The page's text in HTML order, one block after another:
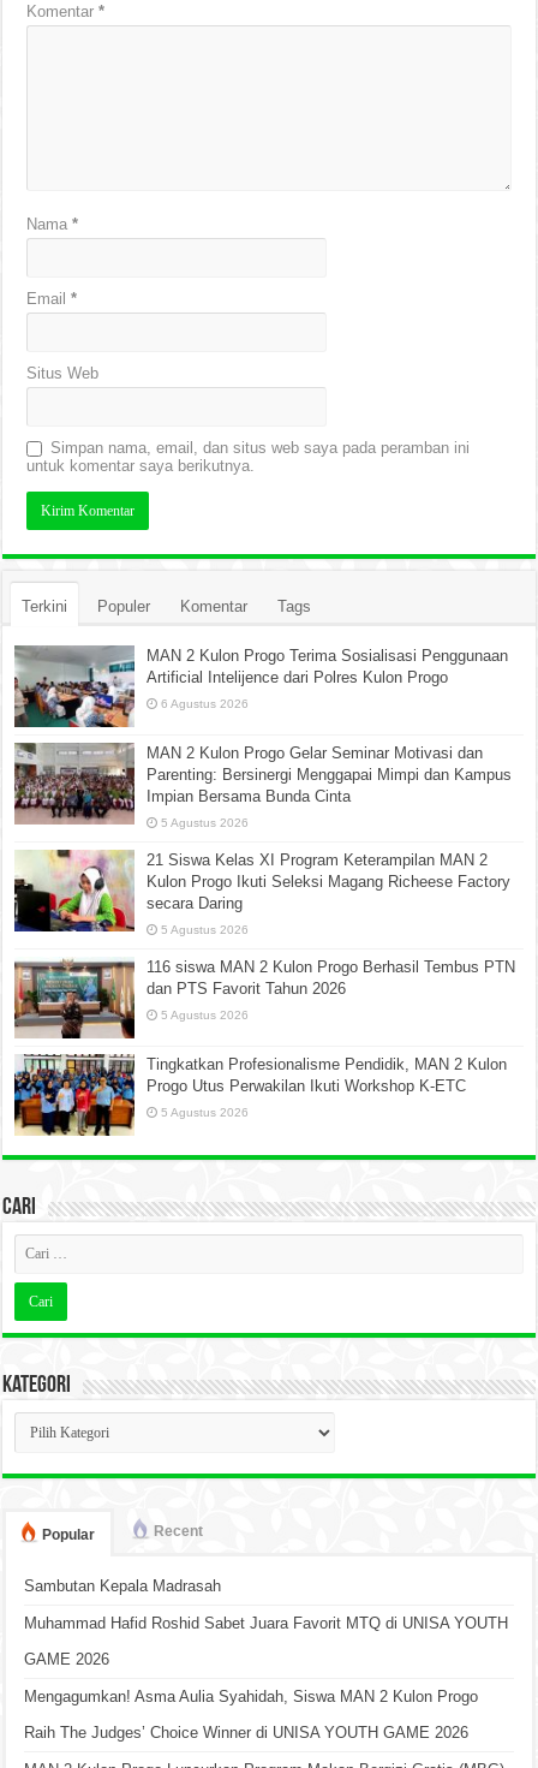
Komentar*
Nama*
Email*
Situs Web
Simpan nama, email, dan situs web saya pada peramban ini
untuk komentar saya berikutnya.
Terkini Populer Komentar Tags
MAN 2 Kulon Progo Terima Sosialisasi Penggunaan
Artificial Intelijence dari Polres Kulon Progo
6 Agustus 2026
MAN 2 Kulon Progo Gelar Seminar Motivasi dan
Parenting: Bersinergi Menggapai Mimpi dan Kampus
Impian Bersama Bunda Cinta
5 Agustus 2026
21 Siswa Kelas XI Program Keterampilan MAN 2
Kulon Progo Ikuti Seleksi Magang Richeese Factory
secara Daring
5 Agustus 2026
116 siswa MAN 2 Kulon Progo Berhasil Tembus PTN
dan PTS Favorit Tahun 2026
5 Agustus 2026
Tingkatkan Profesionalisme Pendidik, MAN 2 Kulon
Progo Utus Perwakilan Ikuti Workshop K-ETC
5 Agustus 2026
Cari
Kategori
Kategori
Popular Recent
Sambutan Kepala Madrasah
Muhammad Hafid Roshid Sabet Juara Favorit MTQ di UNISA YOUTH
GAME 2026
Mengagumkan! Asma Aulia Syahidah, Siswa MAN 2 Kulon Progo
Raih The Judges’ Choice Winner di UNISA YOUTH GAME 2026